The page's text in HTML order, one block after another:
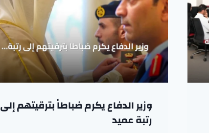
وزير الدفاع يكرم ضباطاً بترقيتهم إلى
رتبة عميد